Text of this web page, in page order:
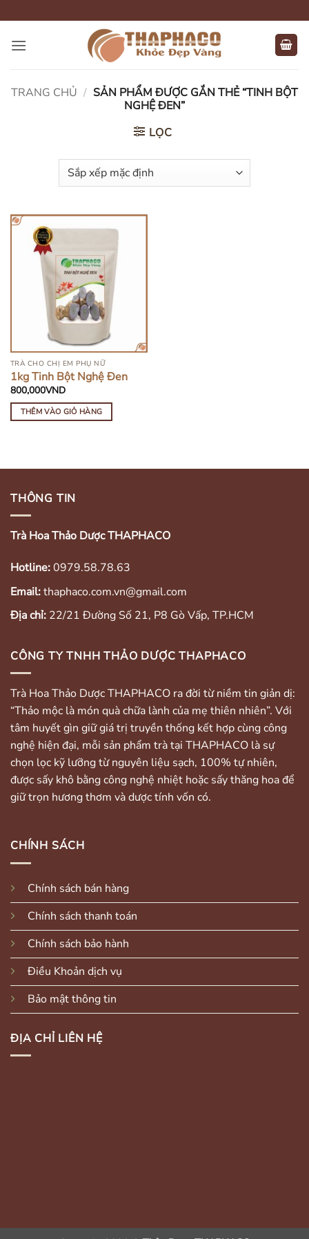
qua
nội
TRANG CHỦ / SẢN PHẨM ĐƯỢC GẮN THẺ “TINH BỘT
NGHỆ ĐEN”
LỌC
TRÀ CHO CHỊ EM PHỤ NỮ
1kg Tinh Bột Nghệ Đen
800,000VND
THÊM VÀO GIỎ HÀNG
THÔNG TIN
Trà Hoa Thảo Dược THAPHACO
Hotline:0979.58.78.63
Email:thaphaco.com.vn@gmail.com
Địa chỉ: 22/21 Đường Số 21, P8 Gò Vấp, TP.HCM
CÔNG TY TNHH THẢO DƯỢC THAPHACO
Trà Hoa Thảo Dược THAPHACO ra đời từ niềm tin giản dị:
“Thảo mộc là món quà chữa lành của mẹ thiên nhiên”. Với
tâm huyết gìn giữ giá trị truyền thống kết hợp cùng công
nghệ hiện đại, mỗi sản phẩm trà tại THAPHACO là sự
chọn lọc kỹ lưỡng từ nguyên liệu sạch, 100% tự nhiên,
được sấy khô bằng công nghệ nhiệt hoặc sấy thăng hoa để
giữ trọn hương thơm và dược tính vốn có.
CHÍNH SÁCH
Chính sách bán hàng
Chính sách thanh toán
Chính sách bảo hành
Điều Khoản dịch vụ
Bảo mật thông tin
ĐỊA CHỈ LIÊN HỆ